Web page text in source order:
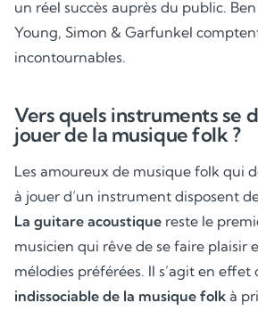
un réel succès auprès du public.
Young, Simon & Garfunkel
incontournables.
Vers quels instruments se
jouer de la musique folk ?
Les amoureux de musique folk qui
à jouer d’un instrument disposent
La guitare acoustique reste le
musicien qui rêve de se faire plaisir
mélodies préférées. Il s’agit en effet
indissociable de la musique folk à
Cours de musique
Les deux